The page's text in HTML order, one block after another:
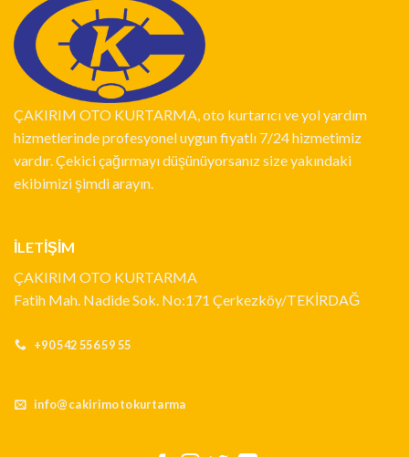
ÇAKIRIM OTO KURTARMA, oto kurtarıcı ve yol yardım
hizmetlerinde profesyonel uygun fiyatlı 7/24 hizmetimiz
vardır. Çekici çağırmayı düşünüyorsanız size yakındaki
ekibimizi şimdi arayın.
İLETİŞİM
ÇAKIRIM OTO KURTARMA
Fatih Mah. Nadide Sok. No:171 Çerkezköy/TEKİRDAĞ
+90 542 556 59 55
info@cakirimotokurtarma